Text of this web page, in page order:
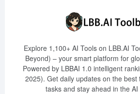
Explore 1,100+ AI Tools on LBB.AI
Beyond) – your smart platform for
Powered by LBBAI 1.0 intelligent
2025). Get daily updates on the best
tasks and stay ahead in the